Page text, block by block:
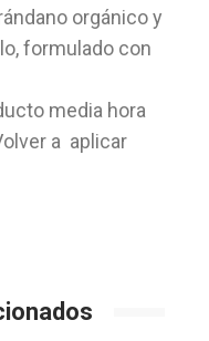
orgánico y
formulado con
media hora
a aplicar